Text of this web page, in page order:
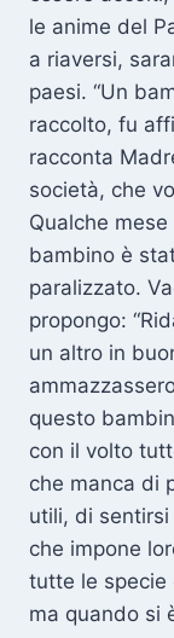
le anime del
a riaversi,
paesi. “Un
raccolto, fu
racconta
società, che
Qualche
bambino è
paralizzato.
propongo:
un altro in
questo
con il volto
che manca di
utili, di sentirsi
che impone
tutte le specie
ma quando si